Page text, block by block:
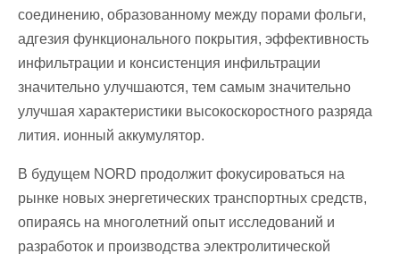
соединению, образованному между порами фольги,
адгезия функционального покрытия, эффективность
инфильтрации и консистенция инфильтрации
значительно улучшаются, тем самым значительно
улучшая характеристики высокоскоростного разряда
лития. ионный аккумулятор.
В будущем NORD продолжит фокусироваться на
рынке новых энергетических транспортных средств,
опираясь на многолетний опыт исследований и
разработок и производства электролитической